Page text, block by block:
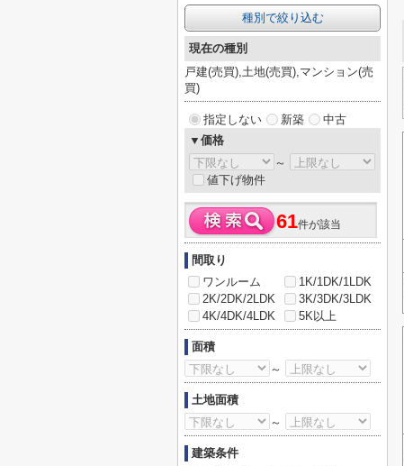
種別で絞り込む
現在の種別
戸建(売買),土地(売買),マンション(売
買)
指定しない 新築
中古
▼価格
～
値下げ物件
61件が該当
間取り
ワンルーム
1K/1DK/1LDK
2K/2DK/2LDK
3K/3DK/3LDK
4K/4DK/4LDK
5K以上
面積
～
土地面積
～
建築条件